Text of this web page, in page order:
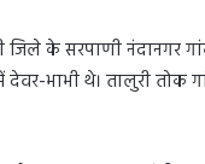
जिले के सरपाणी नंदानगर
देवर-भाभी थे। तालुरी